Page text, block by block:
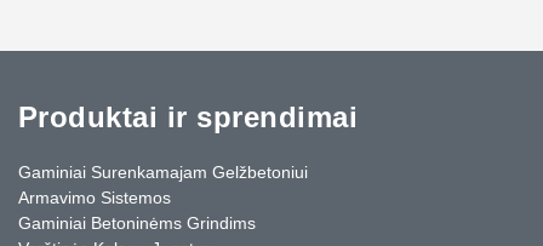
Produktai ir sprendimai
Gaminiai Surenkamajam Gelžbetoniui
Armavimo Sistemos
Gaminiai Betoninėms Grindims